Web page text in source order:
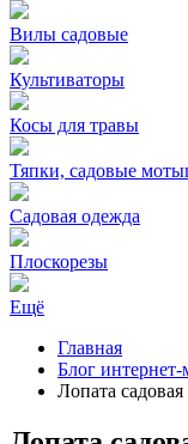
Вилы садовые
Культиваторы
Косы для травы
Тяпки, садовые
Садовая одежда
Плоскорезы
Ещё
Главная
Блог интернет-
Лопата